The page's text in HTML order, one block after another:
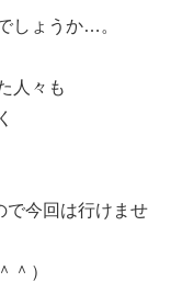
しょうか…。
人々も
で今回は行けませ
＾）